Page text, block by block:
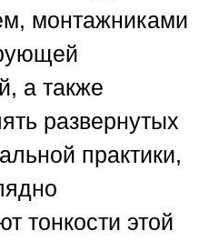
монтажниками
а также
развернутых
практики,
тонкости этой